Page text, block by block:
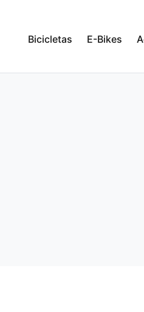
Bicicletas E-Bikes